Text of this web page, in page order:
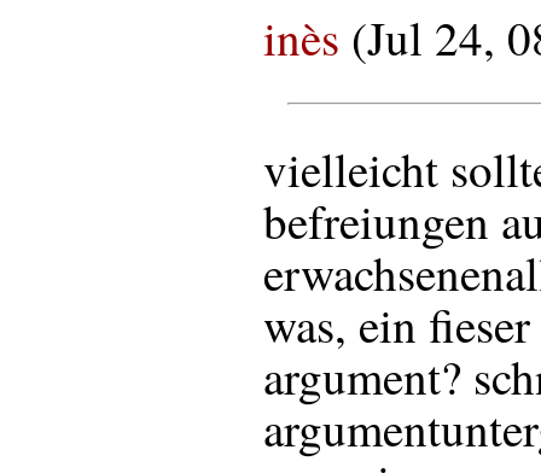
inès (Jul 24,
vielleicht
befreiungen
was, ein
argument?